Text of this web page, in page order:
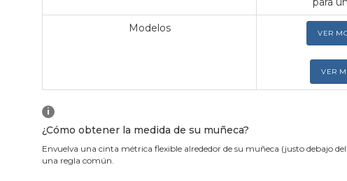
Modelos VER
VER
i
¿Cómo obtener la medida de su muñeca?
Envuelva una cinta métrica flexible alrededor de su muñeca (justo debajo
una regla común.